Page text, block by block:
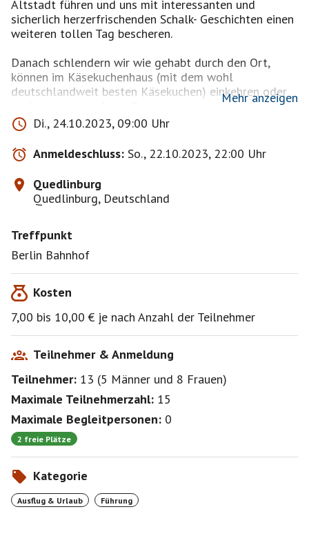
Altstadt führen und uns mit interessanten und
sicherlich herzerfrischenden Schalk- Geschichten einen
weiteren tollen Tag bescheren.
Danach schlendern wir wie gehabt durch den Ort,
können im Käsekuchenhaus (mit dem wohl
deutschlandweit besten Käsekuchen) einkehren oder
http://www.tourismus-quedlinburg.de/eulenspiegel-
f%C3%BChrung/
Käsekuchenhaus: https://kaesekuchenbaeckerei.de/
Anfahrt
Regio 1 nach Magdeburg
9.13 Uhr ab Berlin-Charlottenburg
10.47 Uhr an Magdeburg
Umsteigen
12.23 Uhr Ankunft
Rückfahrt
Stündlich z.B. 18.33 Uhr, 19.36 Uhr, …
Mehr anzeigen
Di., 24.10.2023, 09:00 Uhr
Anmeldeschluss: So., 22.10.2023, 22:00 Uhr
Quedlinburg
Quedlinburg, Deutschland
Treffpunkt
Berlin Bahnhof
Kosten
7,00 bis 10,00 € je nach Anzahl der Teilnehmer
Teilnehmer & Anmeldung
Teilnehmer: 13 (5 Männer und 8 Frauen)
Maximale Teilnehmerzahl: 15
Maximale Begleitpersonen: 0
2 freie Plätze
Kategorie
Ausflug & Urlaub Führung